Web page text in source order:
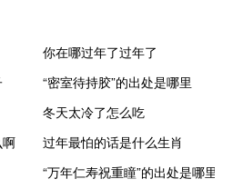
你在哪过年了过年了
“密室待持胶”的出处是哪里
冬天太冷了怎么吃
过年最怕的话是什么生肖
“万年仁寿祝重瞳”的出处是哪里